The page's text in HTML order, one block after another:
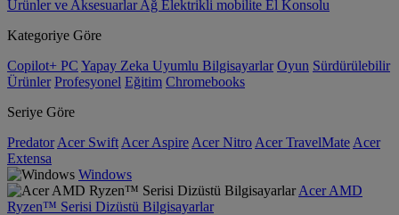
Ürünler ve AksesuarlarAğ Elektrikli mobilite El Konsolu
Kategoriye Göre
Copilot+ PC Yapay Zeka Uyumlu Bilgisayarlar Oyun Sürdürülebilir
Ürünler Profesyonel Eğitim Chromebooks
Seriye Göre
Predator Acer Swift Acer Aspire Acer Nitro Acer TravelMate Acer
Extensa
Windows
Acer AMD
Ryzen™ Serisi Dizüstü Bilgisayarlar